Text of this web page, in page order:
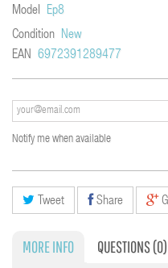
Model
Ep8
Condition New
EAN 6972391289477
Notify me when available
Tweet Share
MORE INFO QUESTIONS(0)